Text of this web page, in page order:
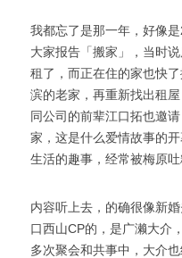
我都忘了是那一年，好像
大家报告「搬家」，当时
租了，而正在住的家也快
滨的老家，再重新找出租
同公司的前辈江口拓也邀
家，这是什么爱情故事的
生活的趣事，经常被梅原吐
内容听上去，的确很像新
口西山CP的，是广濑大介
多次聚会和共事中，大介